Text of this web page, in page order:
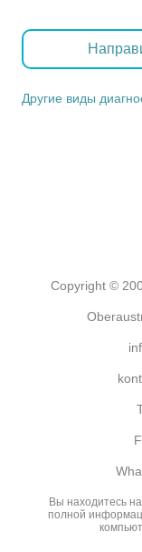
Другие виды
Copyright ©
Вы находитесь
полной